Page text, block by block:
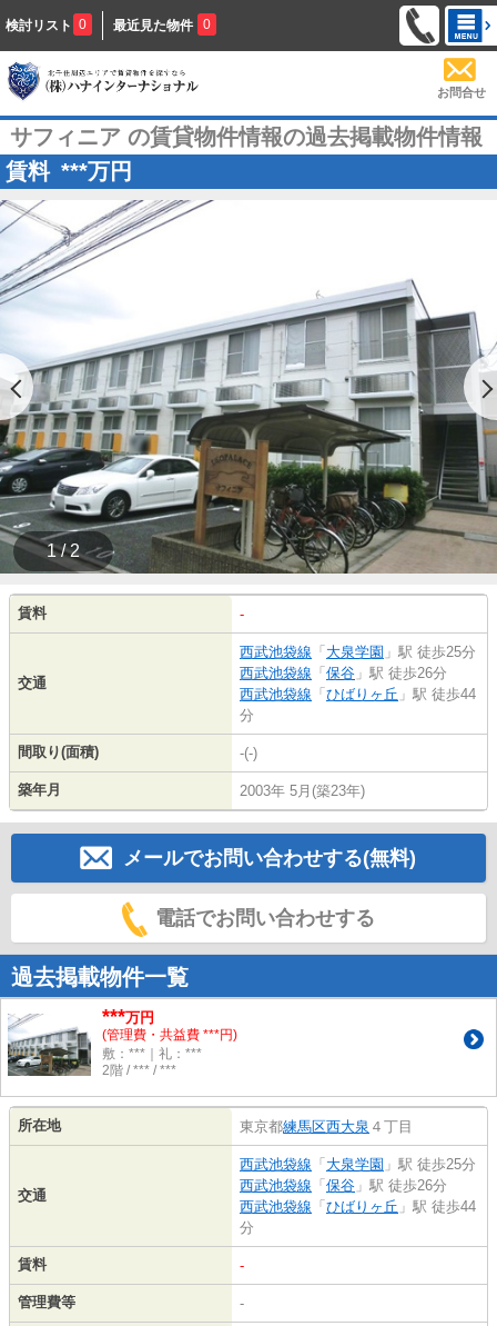
検討リスト 0 最近見た物件 0
お問合せ
サフィニア の賃貸物件情報の過去掲載物件情報
賃料 ***万円
1 / 2
賃料 -
交通
西武池袋線 「大泉学園 」駅 徒歩25分
西武池袋線 「保谷 」駅 徒歩26分
西武池袋線 「ひばりヶ丘 」駅 徒歩44
分
間取り(面積) -(-)
築年月 2003年 5月(築23年)
メールでお問い合わせする(無料)
電話でお問い合わせする
過去掲載物件一覧
***万円
(管理費・共益費 ***円)
敷：***｜礼：***
2階 / *** / ***
所在地 東京都練馬区西大泉 ４丁目
交通
西武池袋線 「大泉学園 」駅 徒歩25分
西武池袋線 「保谷 」駅 徒歩26分
西武池袋線 「ひばりヶ丘 」駅 徒歩44
分
賃料 -
管理費等 -